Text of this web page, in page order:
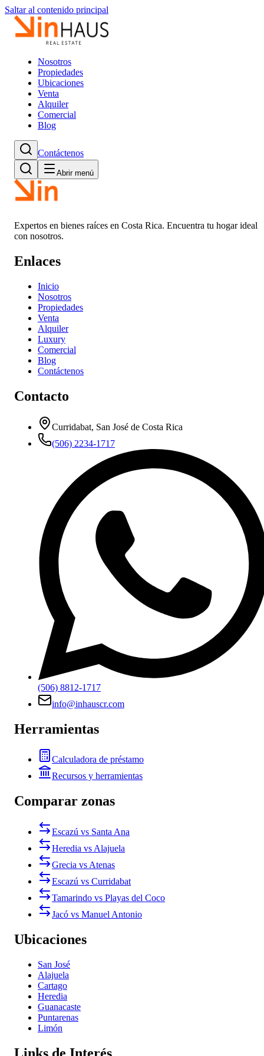
Saltar al contenido principal
Nosotros
Propiedades
Ubicaciones
Venta
Alquiler
Comercial
Blog
Contáctenos
Abrir menú
Expertos en bienes raíces en Costa Rica. Encuentra tu hogar ideal
con nosotros.
Enlaces
Inicio
Nosotros
Propiedades
Venta
Alquiler
Luxury
Comercial
Blog
Contáctenos
Contacto
Curridabat, San José de Costa Rica
(506) 2234-1717
(506) 8812-1717
info@inhauscr.com
Herramientas
Calculadora de préstamo
Recursos y herramientas
Comparar zonas
Escazú vs Santa Ana
Heredia vs Alajuela
Grecia vs Atenas
Escazú vs Curridabat
Tamarindo vs Playas del Coco
Jacó vs Manuel Antonio
Ubicaciones
San José
Alajuela
Cartago
Heredia
Guanacaste
Puntarenas
Limón